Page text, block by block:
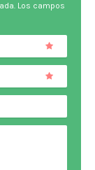
Los campos